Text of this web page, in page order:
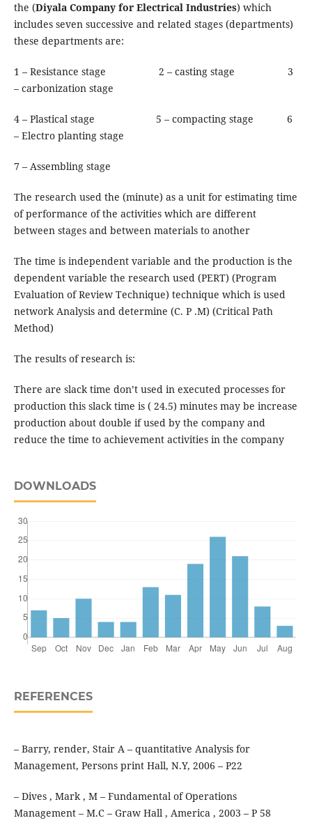
the (Diyala Company for Electrical Industries) which
includes seven successive and related stages (departments)
these departments are:
1 – Resistance stage 2 – casting stage 3
– carbonization stage
4 – Plastical stage 5 – compacting stage 6
– Electro planting stage
7 – Assembling stage
The research used the (minute) as a unit for estimating time
of performance of the activities which are different
between stages and between materials to another
The time is independent variable and the production is the
dependent variable the research used (PERT) (Program
Evaluation of Review Technique) technique which is used
network Analysis and determine (C. P .M) (Critical Path
Method)
The results of research is:
There are slack time don’t used in executed processes for
production this slack time is ( 24.5) minutes may be increase
production about double if used by the company and
reduce the time to achievement activities in the company
DOWNLOADS
REFERENCES
– Barry, render, Stair A – quantitative Analysis for
Management, Persons print Hall, N.Y, 2006 – P22
– Dives , Mark , M – Fundamental of Operations
Management – M.C – Graw Hall , America , 2003 – P 58